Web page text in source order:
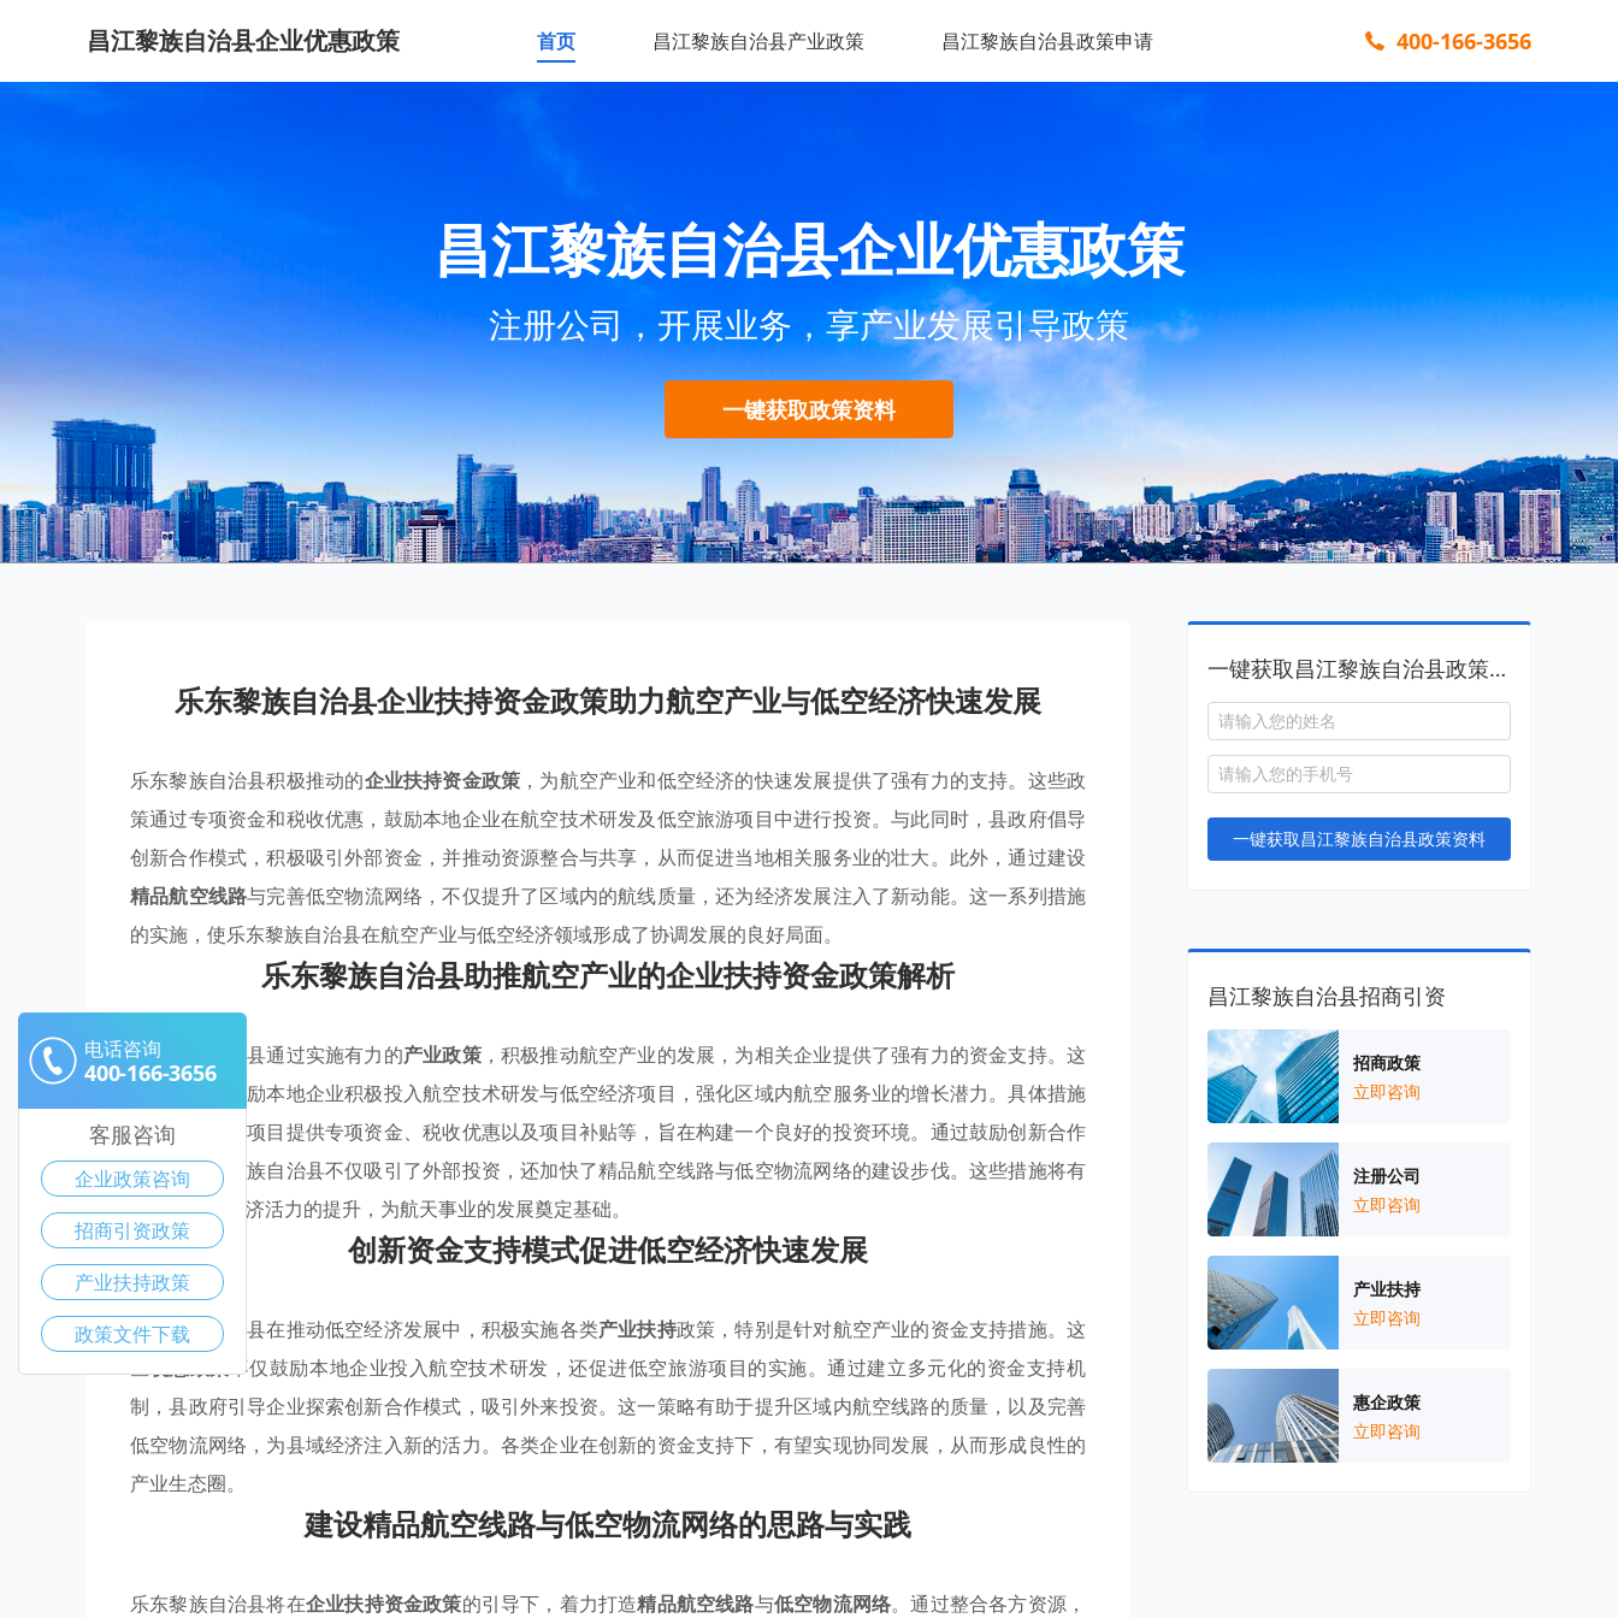
昌江黎族自治县企业优惠政策 首页 昌江黎族自治县产业政策 昌江黎族自治县政策申请 400-166-3656
昌江黎族自治县企业优惠政策
注册公司，开展业务，享产业发展引导政策
一键获取政策资料
乐东黎族自治县企业扶持资金政策助力航空产业与低空经济快速发展
乐东黎族自治县积极推动的企业扶持资金政策 ，为航空产业和低空经济的快速发展提供了强有力的支持。这些政
策通过专项资金和税收优惠，鼓励本地企业在航空技术研发及低空旅游项目中进行投资。与此同时，县政府倡导
创新合作模式，积极吸引外部资金，并推动资源整合与共享，从而促进当地相关服务业的壮大。此外，通过建设
精品航空线路与完善低空物流网络，不仅提升了区域内的航线质量，还为经济发展注入了新动能。这一系列措施
的实施，使乐东黎族自治县在航空产业与低空经济领域形成了协调发展的良好局面。
乐东黎族自治县助推航空产业的企业扶持资金政策解析
乐东黎族自治县通过实施有力的产业政策，积极推动航空产业的发展，为相关企业提供了强有力的资金支持。这
些政策旨在激励本地企业积极投入航空技术研发与低空经济项目，强化区域内航空服务业的增长潜力。具体措施
包括针对航空项目提供专项资金、税收优惠以及项目补贴等，旨在构建一个良好的投资环境。通过鼓励创新合作
模式，乐东黎族自治县不仅吸引了外部投资，还加快了精品航空线路与低空物流网络的建设步伐。这些措施将有
效推动地方经济活力的提升，为航天事业的发展奠定基础。
创新资金支持模式促进低空经济快速发展
乐东黎族自治县在推动低空经济发展中，积极实施各类产业扶持政策，特别是针对航空产业的资金支持措施。这
些优惠政策不仅鼓励本地企业投入航空技术研发，还促进低空旅游项目的实施。通过建立多元化的资金支持机
制，县政府引导企业探索创新合作模式，吸引外来投资。这一策略有助于提升区域内航空线路的质量，以及完善
低空物流网络，为县域经济注入新的活力。各类企业在创新的资金支持下，有望实现协同发展，从而形成良性的
产业生态圈。
建设精品航空线路与低空物流网络的思路与实践
乐东黎族自治县将在企业扶持资金政策的引导下，着力打造精品航空线路与低空物流网络。通过整合各方资源，
一键获取昌江黎族自治县政策资料
一键获取昌江黎族自治县政策资料
昌江黎族自治县招商引资
招商政策
立即咨询
注册公司
立即咨询
产业扶持
立即咨询
惠企政策
立即咨询
电话咨询
400-166-3656
客服咨询
企业政策咨询
招商引资政策
产业扶持政策
政策文件下载